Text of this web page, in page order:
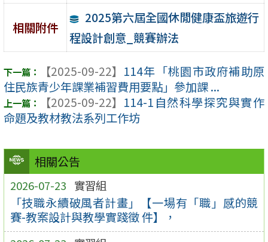
相關公告
2026-07-23 實習組
「技職永續破風者計畫」【一場有「職」感的競
賽-教案設計與教學實踐徵 件】，
相關附件
2025第六屆全國休閒健康盃旅遊行
程設計創意_競賽辦法
【2025-09-22】 114年「桃園市政府補助原
住民族青少年課業補習費用要點」參加課 ...
【2025-09-22】 114-1自然科學探究與實作
命題及教材教法系列工作坊